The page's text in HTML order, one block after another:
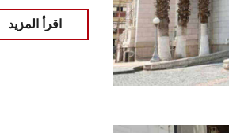
اقرأ المزيد